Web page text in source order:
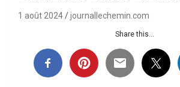
1 août 2024 journallechemin.com
Share this...